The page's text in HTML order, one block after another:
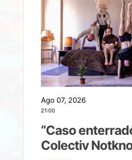
Ago 07, 2026
21:00
“Caso
Colectiv